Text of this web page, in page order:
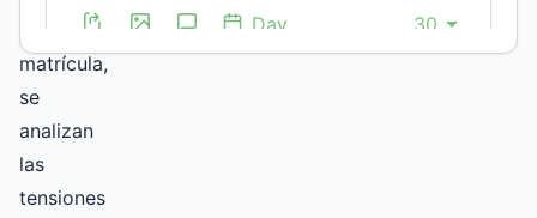
matrícula,
se
analizan
las
tensiones